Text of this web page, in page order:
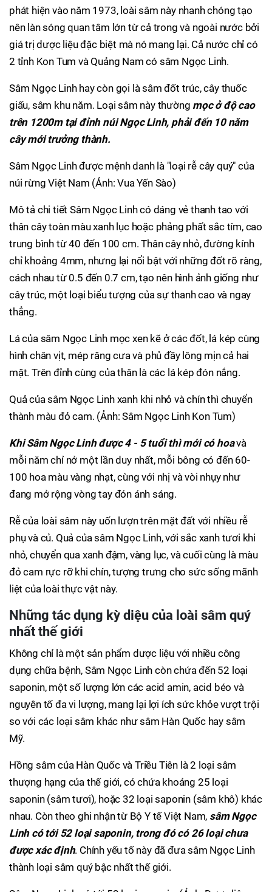
phát hiện vào năm 1973, loài sâm này nhanh chóng tạo
nên làn sóng quan tâm lớn từ cả trong và ngoài nước bởi
giá trị dược liệu đặc biệt mà nó mang lại. Cả nước chỉ có
2 tỉnh Kon Tum và Quảng Nam có sâm Ngọc Linh.
Sâm Ngọc Linh hay còn gọi là sâm đốt trúc, cây thuốc
giấu, sâm khu năm. Loại sâm này thường mọc ở độ cao
trên 1200m tại đỉnh núi Ngọc Linh, phải đến 10 năm
cây mới trưởng thành.
Sâm Ngọc Linh được mệnh danh là "loại rễ cây quý" của
núi rừng Việt Nam (Ảnh: Vua Yến Sào)
Mô tả chi tiết Sâm Ngọc Linh có dáng vẻ thanh tao với
thân cây toàn màu xanh lục hoặc phảng phất sắc tím, cao
trung bình từ 40 đến 100 cm. Thân cây nhỏ, đường kính
chỉ khoảng 4mm, nhưng lại nổi bật với những đốt rõ ràng,
cách nhau từ 0.5 đến 0.7 cm, tạo nên hình ảnh giống như
cây trúc, một loại biểu tượng của sự thanh cao và ngay
thẳng.
Lá của sâm Ngọc Linh mọc xen kẽ ở các đốt, lá kép cùng
hình chân vịt, mép răng cưa và phủ đầy lông mịn cả hai
mặt. Trên đỉnh cùng của thân là các lá kép đón nắng.
Quả của sâm Ngọc Linh xanh khi nhỏ và chín thì chuyển
thành màu đỏ cam. (Ảnh: Sâm Ngọc Linh Kon Tum)
Khi Sâm Ngọc Linh được 4 - 5 tuổi thì mới có hoavà
mỗi năm chỉ nở một lần duy nhất, mỗi bông có đến 60-
100 hoa màu vàng nhạt, cùng với nhị và vòi nhụy như
đang mở rộng vòng tay đón ánh sáng.
Rễ của loài sâm này uốn lượn trên mặt đất với nhiều rễ
phụ và củ. Quả của sâm Ngọc Linh, với sắc xanh tươi khi
nhỏ, chuyển qua xanh đậm, vàng lục, và cuối cùng là màu
đỏ cam rực rỡ khi chín, tượng trưng cho sức sống mãnh
liệt của loài thực vật này.
Những tác dụng kỳ diệu của loài sâm quý
nhất thế giới
Không chỉ là một sản phẩm dược liệu với nhiều công
dụng chữa bệnh, Sâm Ngọc Linh còn chứa đến 52 loại
saponin, một số lượng lớn các acid amin, acid béo và
nguyên tố đa vi lượng, mang lại lợi ích sức khỏe vượt trội
so với các loại sâm khác như sâm Hàn Quốc hay sâm
Mỹ.
Hồng sâm của Hàn Quốc và Triều Tiên là 2 loại sâm
thượng hạng của thế giới, có chứa khoảng 25 loại
saponin (sâm tươi), hoặc 32 loại saponin (sâm khô) khác
nhau. Còn theo ghi nhận từ Bộ Y tế Việt Nam, sâm Ngọc
Linh có tới 52 loại saponin, trong đó có 26 loại chưa
được xác định. Chính yếu tố này đã đưa sâm Ngọc Linh
thành loại sâm quý bậc nhất thế giới.